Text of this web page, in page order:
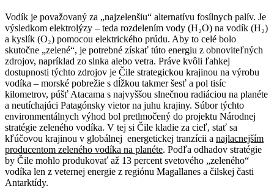
Vodík je považovaný za „najzelenšiu“ alternatívu fosílnych palív. Je
výsledkom elektrolýzy – teda rozdelením vody (H₂O) na vodík (H₂)
a kyslík (O₂) pomocou elektrického prúdu. Aby to celé bolo
skutočne „zelené“, je potrebné získať túto energiu z obnoviteľných
zdrojov, napríklad zo slnka alebo vetra. Práve kvôli ľahkej
dostupnosti týchto zdrojov je Čile strategickou krajinou na výrobu
vodíka – morské pobrežie s dĺžkou takmer šesť a pol tisíc
kilometrov, púšť Atacama s najvyššou slnečnou radiáciou na planéte
a neutíchajúci Patagónsky vietor na juhu krajiny. Súbor týchto
environmentálnych výhod bol pretlmočený do projektu Národnej
stratégie zeleného vodíka. V tej si Čile kladie za cieľ, stať sa
kľúčovou krajinou v globálnej energetickej tranzícii a najlacnejším
producentom zeleného vodíka na planéte. Podľa odhadov stratégie
by Čile mohlo produkovať až 13 percent svetového „zeleného“
vodíka len z veternej energie z regiónu Magallanes a čilskej časti
Antarktídy.